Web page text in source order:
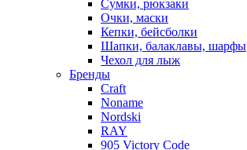
Сумки, рюкзаки
Очки, маски
Кепки, бейсболки
Шапки, балаклавы, шарфы
Чехол для лыж
Бренды
Craft
Noname
Nordski
RAY
905 Victory Code